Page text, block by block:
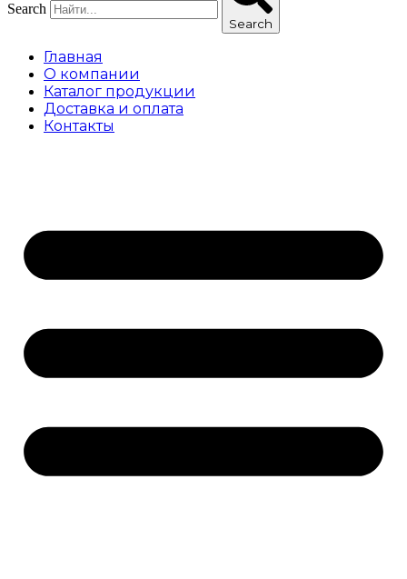
Search
Search
Главная
О компании
Каталог продукции
Доставка и оплата
Контакты